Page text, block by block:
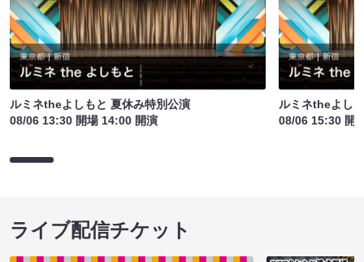
ルミネtheよしもと 夏休み特別公演
08/06 13:30 開場 14:00 開演
ルミネtheよし
08/06 15:30 開
ライブ配信チケット